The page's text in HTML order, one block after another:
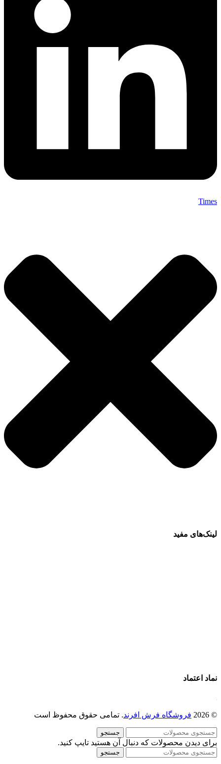
Times
لینک‌های مفید
نماد اعتماد
© 2026 فروشگاه فرش افرند. تمامی حقوق محفوظ است
جستجو
برای دیدن محصولات که دنبال آن هستید تایپ کنید.
جستجو